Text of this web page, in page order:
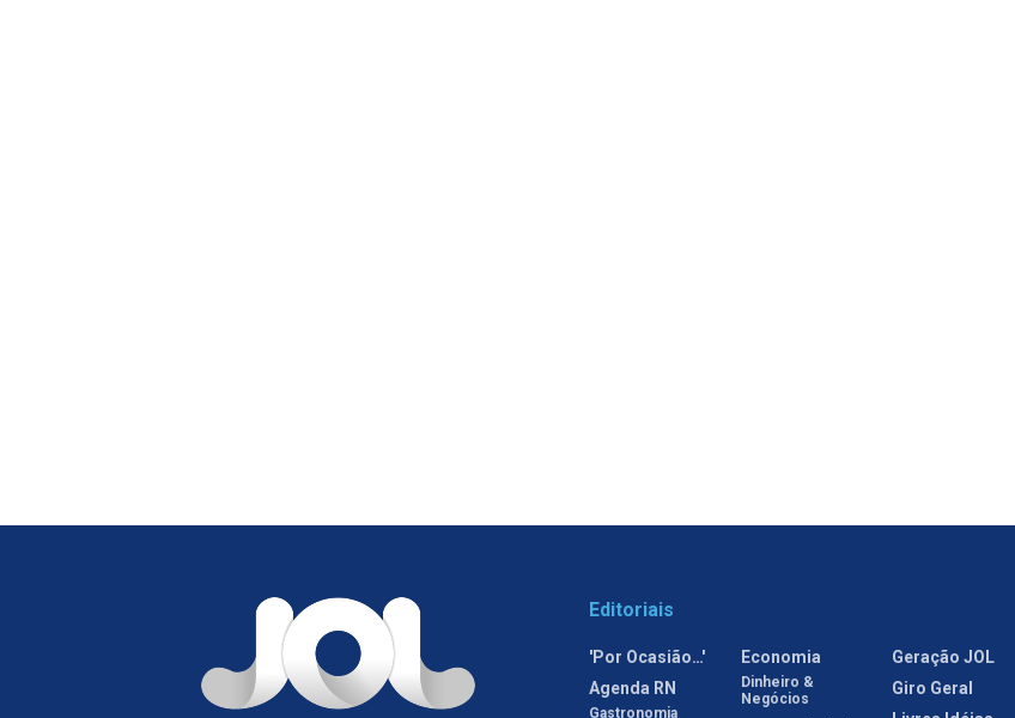
Editoriais
'Por Ocasião…'
Agenda RN
Gastronomia
Economia
Dinheiro &
Negócios
Geração JOL
Giro Geral